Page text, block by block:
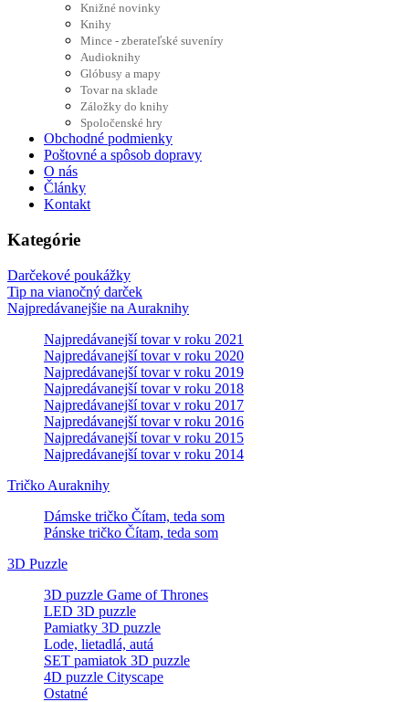
Knižné novinky
Knihy
Mince - zberateľské suveníry
Audioknihy
Glóbusy a mapy
Tovar na sklade
Záložky do knihy
Spoločenské hry
Obchodné podmienky
Poštovné a spôsob dopravy
O nás
Články
Kontakt
Kategórie
Darčekové poukážky
Tip na vianočný darček
Najpredávanejšie na Auraknihy
Najpredávanejší tovar v roku 2021
Najpredávanejší tovar v roku 2020
Najpredávanejší tovar v roku 2019
Najpredávanejší tovar v roku 2018
Najpredávanejší tovar v roku 2017
Najpredávanejší tovar v roku 2016
Najpredávanejší tovar v roku 2015
Najpredávanejší tovar v roku 2014
Tričko Auraknihy
Dámske tričko Čítam, teda som
Pánske tričko Čítam, teda som
3D Puzzle
3D puzzle Game of Thrones
LED 3D puzzle
Pamiatky 3D puzzle
Lode, lietadlá, autá
SET pamiatok 3D puzzle
4D puzzle Cityscape
Ostatné